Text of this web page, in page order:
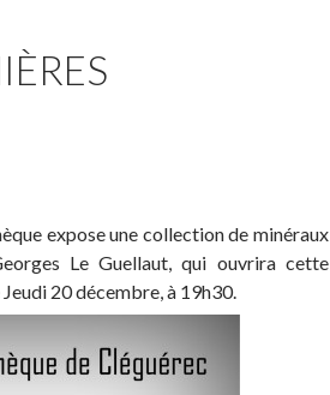
expose une collection de minéraux
Le Guellaut, qui ouvrira cette
20 décembre, à 19h30.